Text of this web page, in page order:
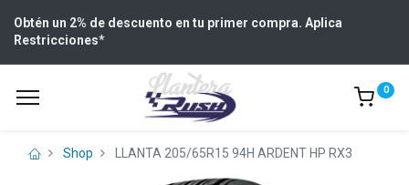
Obtén un 2% de descuento en tu primer compra. Aplica
Restricciones*
0
Shop LLANTA 205/65R15 94H ARDENT HP RX3